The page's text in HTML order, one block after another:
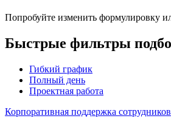
Попробуйте изменить формулировку
Быстрые фильтры
Гибкий график
Полный день
Проектная работа
Корпоративная поддержка сотрудников